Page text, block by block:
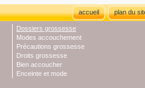
accueil plan du
Dossiers grossesse
Modes accouchement
Précautions grossesse
Droits grossesse
Bien accoucher
Enceinte et mode